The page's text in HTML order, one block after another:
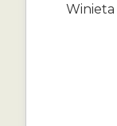
Winieta